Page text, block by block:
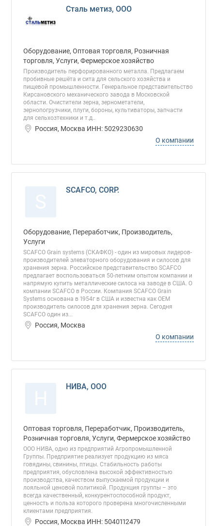
Сталь метиз, ООО
Оборудование, Оптовая торговля, Розничная
торговля, Услуги, Фермерское хозяйство
Производитель перфорированного металла. Предлагаем
пробивные решёта и сита для сельского хозяйства и
пищевой промышленности. Генеральное представительство
Кирсановского механического завода в Московской
области. Очистители зерна, зернометатели,
зернопогрузчики, плуги, бороны, культиваторы, запчасти
для сельхозтехники и т.д..
Россия, Москва ИНН: 5029230630
О компании
SCAFCO, CORP.
Оборудование, Переработчик, Производитель,
Услуги
SCAFCO Grain systems (СКАФКО) - один из мировых лидеров-
производителей элеваторного оборудования и силосов для
хранения зерна. Российское представительство SCAFCO
предлагает воспользоваться 50-летним опытом компании и
напрямую купить металлические силоса на заводе в США. О
компании SCAFCO в России. Компания SCAFCO Grain
Systems основана в 1954г в США и известна как OEM
производитель силосов для хранения зерна. Сегодня
SCAFCO один из...
Россия, Москва
О компании
НИВА, ООО
Оптовая торговля, Переработчик, Производитель,
Розничная торговля, Услуги, Фермерское хозяйство
ООО НИВА, одно из предприятий Агропромышленной
Группы. Предприятие реализует продукцию из мяса
говядины, свинины, птицы. Стабильность работы
предприятия, обусловлена высокой эффективностью
производства, качеством выпускаемой продукции и
лояльной ценовой политикой. Продукция группы – это
всегда качественный, конкурентоспособной продукт,
ценность и польза которого проверена многочисленными
клиентами предприятия.
Россия, Москва ИНН: 5040112479